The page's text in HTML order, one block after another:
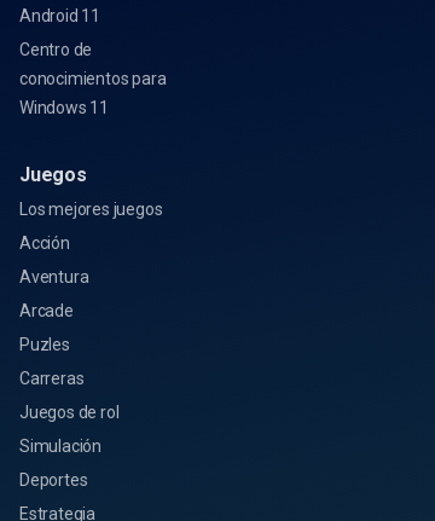
Android 11
Centro de
conocimientos para
Windows 11
Juegos
Los mejores juegos
Acción
Aventura
Arcade
Puzles
Carreras
Juegos de rol
Simulación
Deportes
Estrategia